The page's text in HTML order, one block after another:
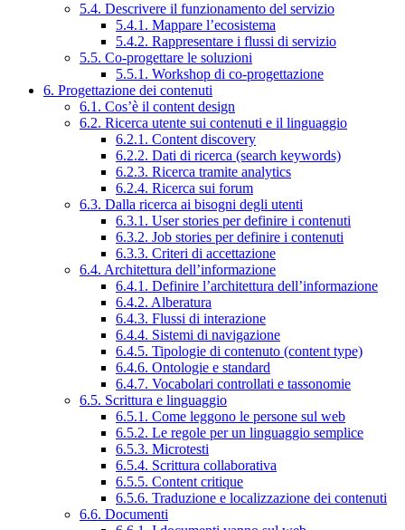
5.4. Descrivere il funzionamento del servizio
5.4.1. Mappare l’ecosistema
5.4.2. Rappresentare i flussi di servizio
5.5. Co-progettare le soluzioni
5.5.1. Workshop di co-progettazione
6. Progettazione dei contenuti
6.1. Cos’è il content design
6.2. Ricerca utente sui contenuti e il linguaggio
6.2.1. Content discovery
6.2.2. Dati di ricerca (search keywords)
6.2.3. Ricerca tramite analytics
6.2.4. Ricerca sui forum
6.3. Dalla ricerca ai bisogni degli utenti
6.3.1. User stories per definire i contenuti
6.3.2. Job stories per definire i contenuti
6.3.3. Criteri di accettazione
6.4. Architettura dell’informazione
6.4.1. Definire l’architettura dell’informazione
6.4.2. Alberatura
6.4.3. Flussi di interazione
6.4.4. Sistemi di navigazione
6.4.5. Tipologie di contenuto (content type)
6.4.6. Ontologie e standard
6.4.7. Vocabolari controllati e tassonomie
6.5. Scrittura e linguaggio
6.5.1. Come leggono le persone sul web
6.5.2. Le regole per un linguaggio semplice
6.5.3. Microtesti
6.5.4. Scrittura collaborativa
6.5.5. Content critique
6.5.6. Traduzione e localizzazione dei contenuti
6.6. Documenti